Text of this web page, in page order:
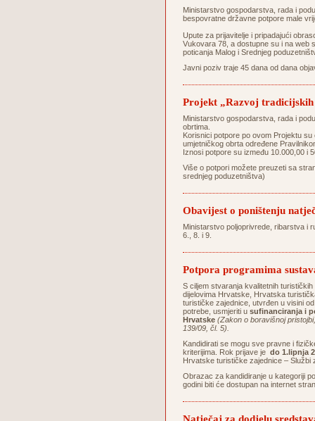
Ministarstvo gospodarstva, rada i
bespovratne državne potpore male
Upute za prijavitelje i pripadajući
Vukovara 78, a dostupne su i na
poticanja Malog i Srednjeg
Javni poziv traje 45 dana od dana
Projekt „Razvoj
Ministarstvo gospodarstva, rada i
obrtima.
Korisnici potpore po ovom Projektu
umjetničkog obrta određene
Iznosi potpore su između 10.000,00 i
Više o potpori možete preuzeti sa
srednjeg poduzetništva)
Obavijest o poništenju
Ministarstvo poljoprivrede, ribarstva i
6., 8. i 9.
Potpora programima
S ciljem stvaranja kvalitetnih
dijelovima Hrvatske, Hrvatska
turističke zajednice, utvrđen u visini
potrebe, usmjeriti u sufinanciranja i
Hrvatske (Zakon o boravišnoj
139/09, čl. 5).
Kandidirati se mogu sve pravne i
kriterijima. Rok prijave je do 1.lipnja
Hrvatske turističke zajednice –
Obrazac za kandidiranje u kategoriji
godini biti će dostupan na internet
Natječaj za dodjelu